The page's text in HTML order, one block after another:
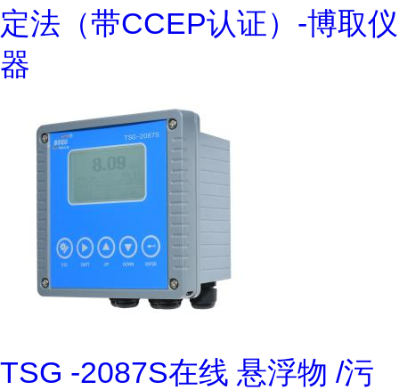
定法（带CCEP认证）-博取仪
器
TSG -2087S在线 悬浮物 /污